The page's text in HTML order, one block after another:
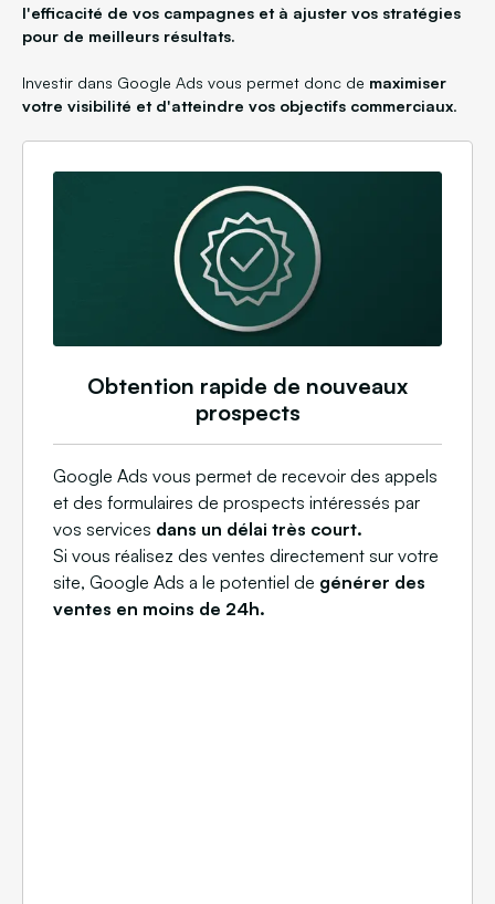
l'efficacité de vos campagnes et à ajuster vos stratégies
pour de meilleurs résultats.
Investir dans Google Ads vous permet donc de maximiser
votre visibilité et d'atteindre vos objectifs commerciaux.
Obtention rapide de nouveaux
prospects
Google Ads vous permet de recevoir des appels
et des formulaires de prospects intéressés par
vos services dans un délai très court.
Si vous réalisez des ventes directement sur votre
site, Google Ads a le potentiel de générer des
ventes en moins de 24h.